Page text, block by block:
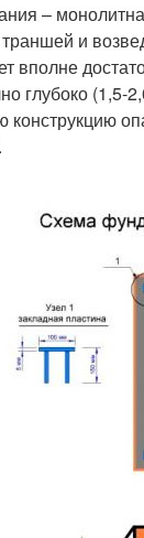
–
траншей и
вполне
глубоко